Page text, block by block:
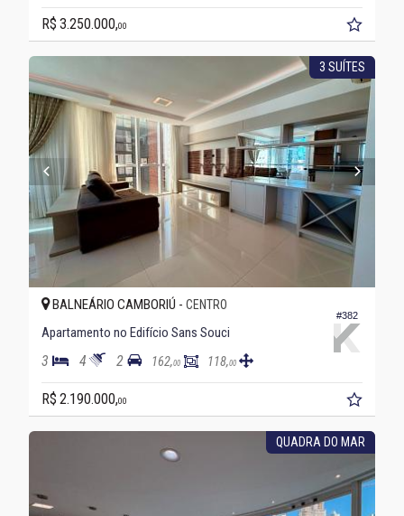
R$ 3.250.000,00
3 SUÍTES
#382
BALNEÁRIO CAMBORIÚ - CENTRO
Apartamento no Edifício Sans Souci
3 4 2 162,00 118,00
R$ 2.190.000,00
QUADRA DO MAR